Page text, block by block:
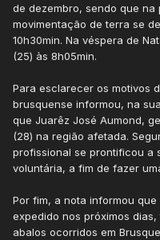
de dezembro, sendo que na
movimentação de terra se
10h30min. Na véspera de
(25) às 8h05min.
Para esclarecer os motivos
brusquense informou, na
que Juarêz José Aumond,
(28) na região afetada.
profissional se prontificou a
voluntária, a fim de fazer
Por fim, a nota informou
expedido nos próximos
abalos ocorridos em